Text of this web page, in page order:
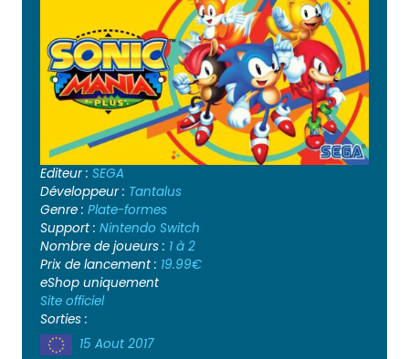
Editeur : SEGA
Développeur : Tantalus
Genre : Plate-formes
Support : Nintendo Switch
Nombre de joueurs : 1 à 2
Prix de lancement : 19.99€
eShop uniquement
Site officiel
Sorties :
15 Aout 2017